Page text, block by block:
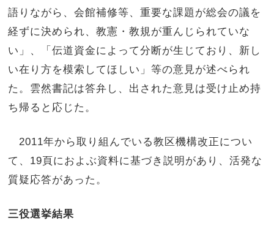
語りながら、会館補修等、重要な課題が総会の議を
経ずに決められ、教憲・教規が重んじられていな
い」、「伝道資金によって分断が生じており、新し
い在り方を模索してほしい」等の意見が述べられ
た。雲然書記は答弁し、出された意見は受け止め持
ち帰ると応じた。
2011年から取り組んでいる教区機構改正につい
て、19頁におよぶ資料に基づき説明があり、活発な
質疑応答があった。
三役選挙結果